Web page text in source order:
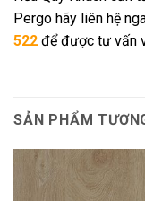
Pergo hãy liên hệ
522 để được tư vấn
SẢN PHẨM